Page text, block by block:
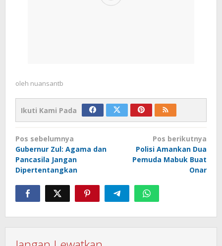
oleh nuansantb
Ikuti Kami Pada
Navigasi
pos
Pos sebelumnya
Gubernur Zul: Agama dan
Pancasila Jangan
Dipertentangkan
Pos berikutnya
Polisi Amankan Dua
Pemuda Mabuk Buat
Onar